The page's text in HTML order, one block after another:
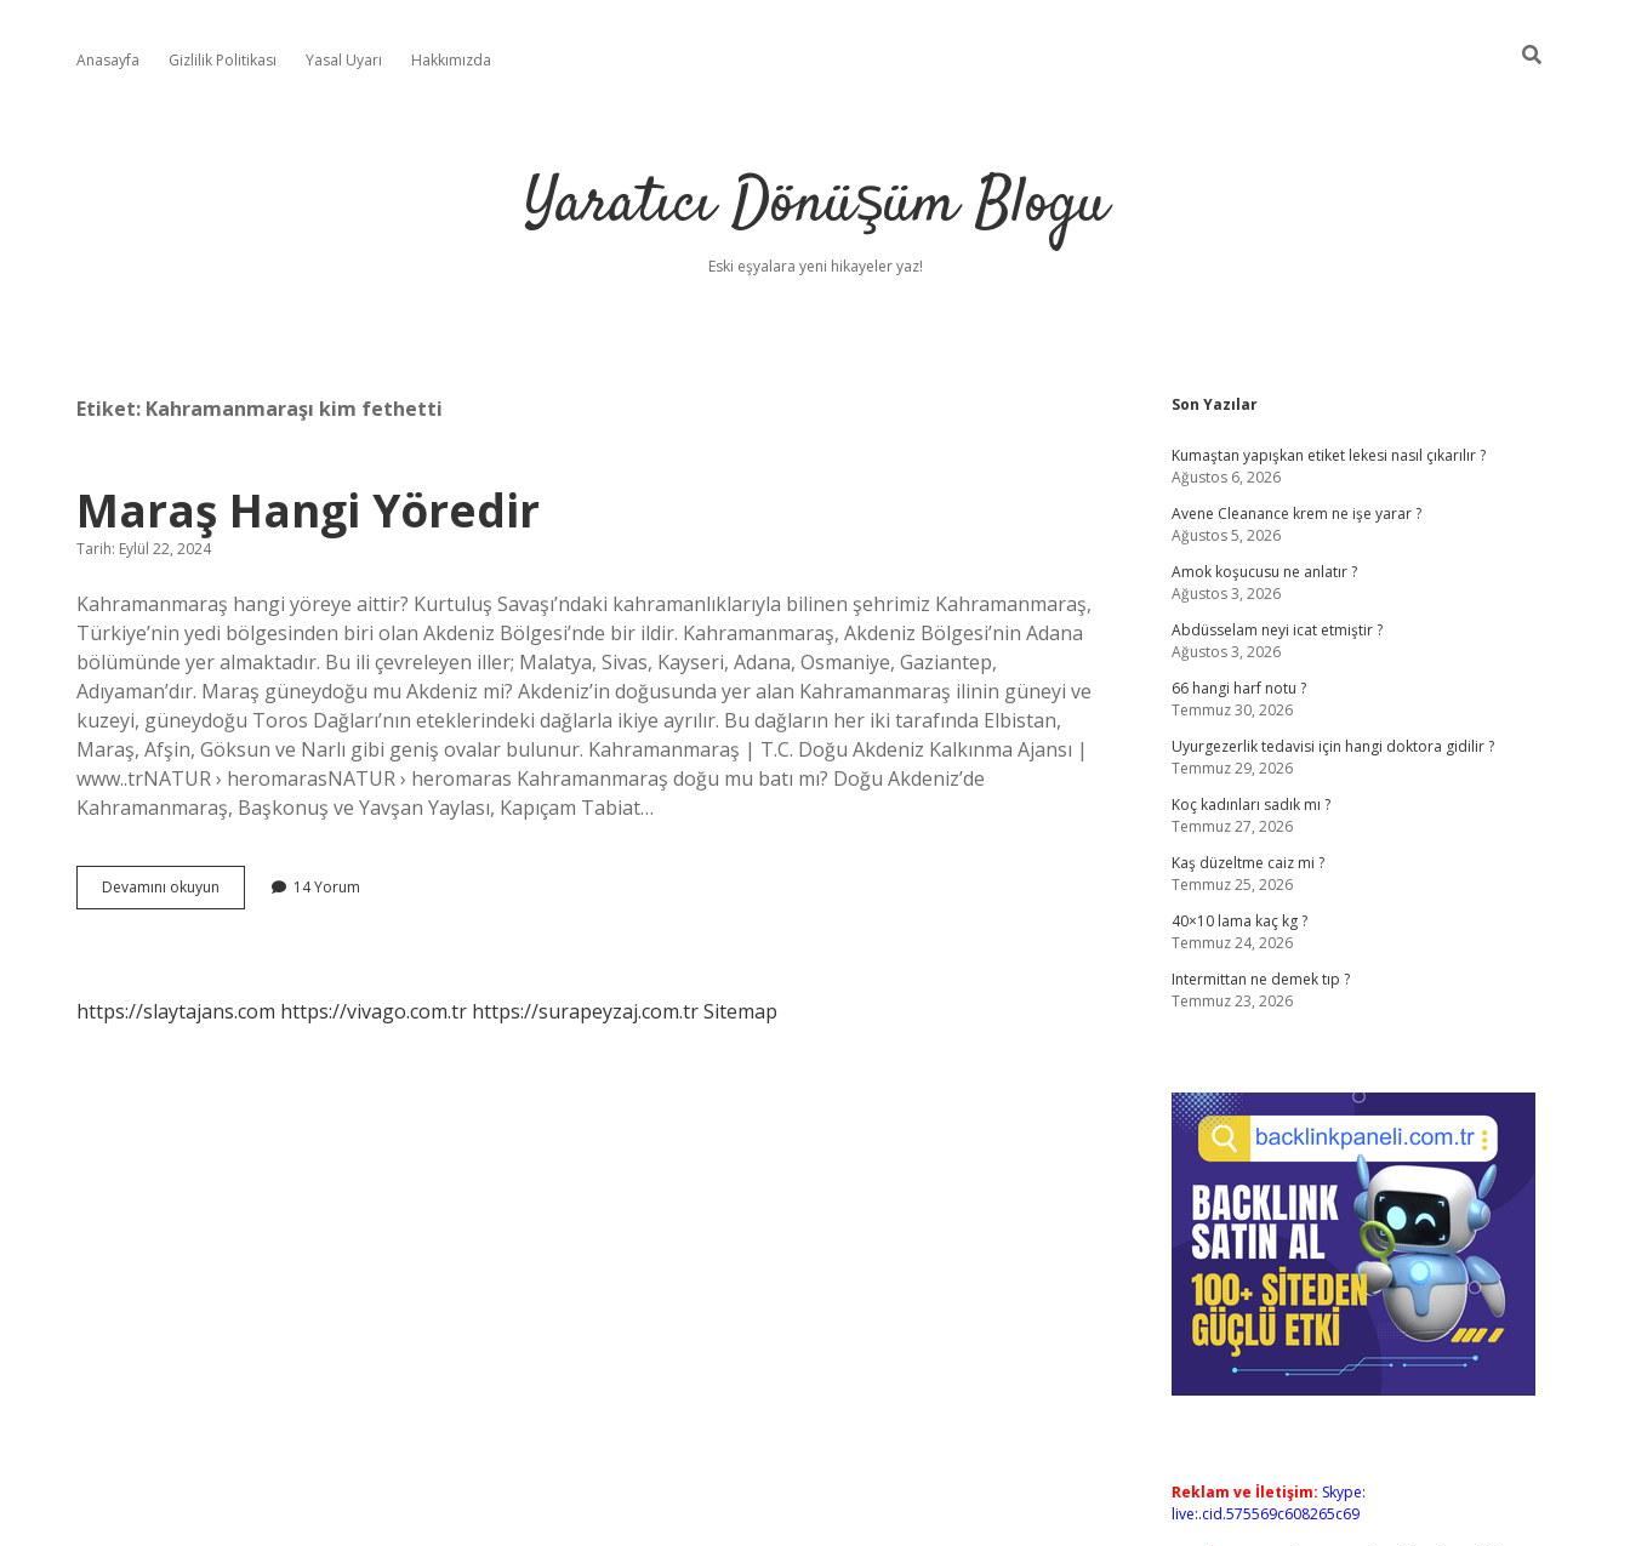
Anasayfa Gizlilik Politikası Yasal Uyarı Hakkımızda
Yaratıcı Dönüşüm Blogu
Eski eşyalara yeni hikayeler yaz!
Etiket: Kahramanmaraşı kim fethetti
Maraş Hangi Yöredir
Tarih: Eylül 22, 2024
Kahramanmaraş hangi yöreye aittir? Kurtuluş Savaşı’ndaki kahramanlıklarıyla bilinen şehrimiz Kahramanmaraş,
Türkiye’nin yedi bölgesinden biri olan Akdeniz Bölgesi’nde bir ildir. Kahramanmaraş, Akdeniz Bölgesi’nin Adana
bölümünde yer almaktadır. Bu ili çevreleyen iller; Malatya, Sivas, Kayseri, Adana, Osmaniye, Gaziantep,
Adıyaman’dır. Maraş güneydoğu mu Akdeniz mi? Akdeniz’in doğusunda yer alan Kahramanmaraş ilinin güneyi ve
kuzeyi, güneydoğu Toros Dağları’nın eteklerindeki dağlarla ikiye ayrılır. Bu dağların her iki tarafında Elbistan,
Maraş, Afşin, Göksun ve Narlı gibi geniş ovalar bulunur. Kahramanmaraş | T.C. Doğu Akdeniz Kalkınma Ajansı |
www..trNATUR › heromarasNATUR › heromaras Kahramanmaraş doğu mu batı mı? Doğu Akdeniz’de
Kahramanmaraş, Başkonuş ve Yavşan Yaylası, Kapıçam Tabiat…
Devamını okuyun
Hangi
14 Yorum
https://slaytajans.com https://vivago.com.tr https://surapeyzaj.com.trSitemap
Sidebar
Son Yazılar
Kumaştan yapışkan etiket lekesi nasıl çıkarılır ?
Ağustos 6, 2026
Avene Cleanance krem ne işe yarar ?
Ağustos 5, 2026
Amok koşucusu ne anlatır ?
Ağustos 3, 2026
Abdüsselam neyi icat etmiştir ?
Ağustos 3, 2026
66 hangi harf notu ?
Temmuz 30, 2026
Uyurgezerlik tedavisi için hangi doktora gidilir ?
Temmuz 29, 2026
Koç kadınları sadık mı ?
Temmuz 27, 2026
Kaş düzeltme caiz mi ?
Temmuz 25, 2026
40×10 lama kaç kg ?
Temmuz 24, 2026
Intermittan ne demek tıp ?
Temmuz 23, 2026
Reklam ve İletişim: Skype:
live:.cid.575569c608265c69